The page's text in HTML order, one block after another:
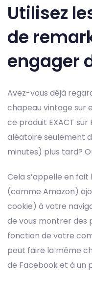
Utilisez
de
engager
Avez-vous déjà
chapeau vintage sur
ce produit EXACT
aléatoire seulement
minutes) plus tard?
Cela s’appelle en fait
(comme Amazon)
cookie) à votre
de vous montrer des
fonction de votre
peut faire la même
de Facebook et à un